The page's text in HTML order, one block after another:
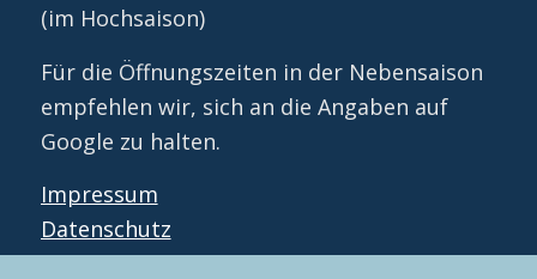
(im Hochsaison)
Für die Öffnungszeiten in der Nebensaison
empfehlen wir, sich an die Angaben auf
Google zu halten.
Impressum
Datenschutz